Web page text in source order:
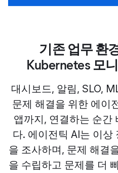
기존 업무 환
Kubernetes 모
대시보드, 알림, SLO,
문제 해결을 위한 에이
앱까지, 연결하는 순간
다. 에이전틱 AI는 이상
을 조사하며, 문제 해결
을 수립하고 문제를 더